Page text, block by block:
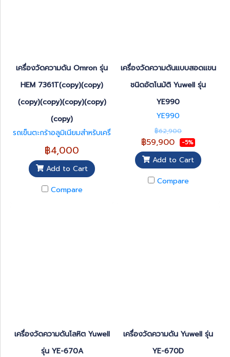
เครื่องวัดความดัน Omron รุ่น
HEM 7361T(copy)(copy)
(copy)(copy)(copy)(copy)
(copy)
รถเข็นตะกร้าอลูมิเนียมสำหรับเครื่
฿4,000
Add to Cart
Compare
เครื่องวัดความดันแบบสอดแขน
ชนิดอัตโนมัติ Yuwell รุ่น
YE990
YE990
฿62,900
฿59,900 -5%
Add to Cart
Compare
เครื่องวัดความดันโลหิต Yuwell
รุ่น YE-670A
เครื่องวัดความดัน Yuwell รุ่น
YE-670D